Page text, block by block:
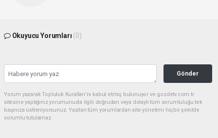
Okuyucu Yorumları (0)
Gönder
Yorum yazarak Topluluk Kuralları’nı kabul etmiş bulunuyor ve gozdetv.com.tr
sitesine yaptığınız yorumunuzla ilgili doğrudan veya dolaylı tüm sorumluluğu tek
başınıza üstleniyorsunuz. Yazılan tüm yorumlardan site yönetimi hiçbir şekilde
sorumlu tutulamaz.